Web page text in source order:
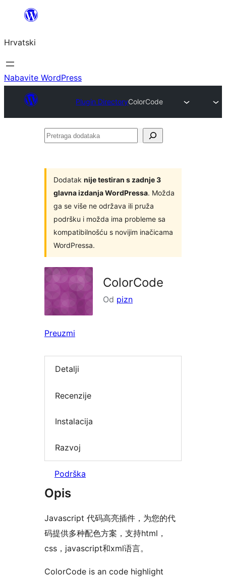
Skoči
sadržaja
Hrvatski
Nabavite WordPress
Plugin DirectoryColorCode
Pretraga
Dodatak nije testiran s zadnje 3
glavna izdanja WordPressa. Možda
ga se više ne održava ili pruža
podršku i možda ima probleme sa
kompatibilnošću s novijim inačicama
WordPressa.
ColorCode
Od pizn
Preuzmi
Detalji
Recenzije
Instalacija
Razvoj
Podrška
Opis
Javascript 代码高亮插件，为您的代
码提供多种配色方案，支持html，
css，javascript和xml语言。
ColorCode is an code highlight